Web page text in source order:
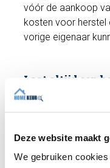
Deze website maakt
We gebruiken
vóór de aankoop
kosten voor herstel
vorige eigenaar
Laat altijd een
uitvoeren
Bovenstaande
inspectie te laten
duidelijkheid over